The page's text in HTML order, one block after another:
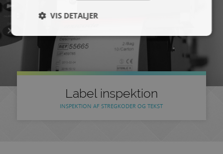
Label inspektion
INSPEKTION AF STREGKODER OG TEKST
VIS DETALJER